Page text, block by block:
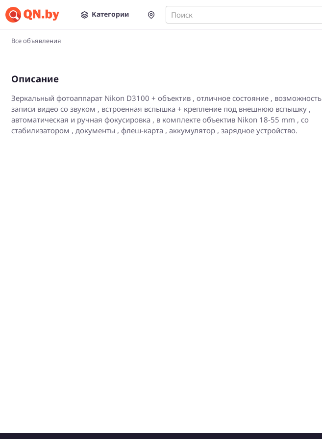
Категории Поиск
Все объявления
Описание
Зеркальный фотоаппарат Nikon D3100 + объектив , отличное состояние , возможность
записи видео со звуком , встроенная вспышка + крепление под внешнюю вспышку ,
автоматическая и ручная фокусировка , в комплекте объектив Nikon 18-55 mm , со
стабилизатором , документы , флеш-карта , аккумулятор , зарядное устройство.